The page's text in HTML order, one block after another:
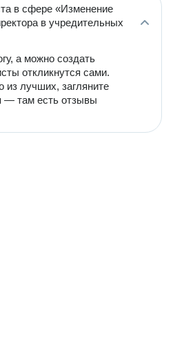
в сфере «Изменение
в учредительных
а можно создать
откликнутся сами.
лучших, загляните
— там есть отзывы